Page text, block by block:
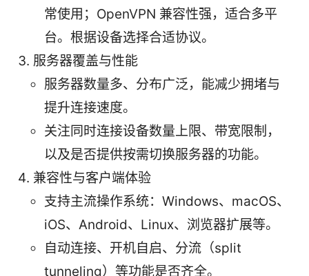
常使用；OpenVPN 兼容性强，适合多平
台。根据设备选择合适协议。
服务器覆盖与性能
服务器数量多、分布广泛，能减少拥堵与
提升连接速度。
关注同时连接设备数量上限、带宽限制，
以及是否提供按需切换服务器的功能。
兼容性与客户端体验
支持主流操作系统：Windows、macOS、
iOS、Android、Linux、浏览器扩展等。
自动连接、开机自启、分流（split
tunneling）等功能是否齐全。